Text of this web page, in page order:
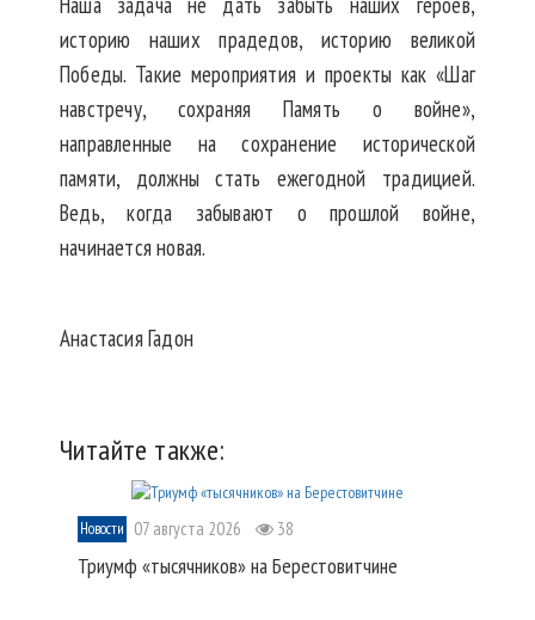
историю наших прадедов, историю великой
Победы. Такие мероприятия и проекты как «Шаг
навстречу, сохраняя Память о войне»,
направленные на сохранение исторической
памяти, должны стать ежегодной традицией.
Ведь, когда забывают о прошлой войне,
начинается новая.
Анастасия Гадон
Читайте также:
Новости 07 августа 2026 38
Триумф «тысячников» на Берестовитчине